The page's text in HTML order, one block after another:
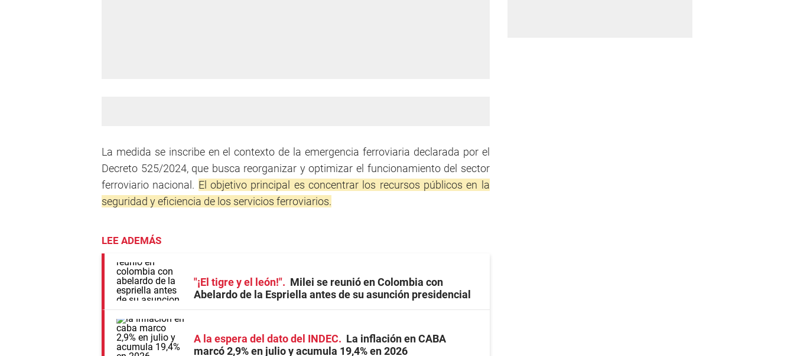
La medida se inscribe en el contexto de la emergencia ferroviaria declarada por el
Decreto 525/2024, que busca reorganizar y optimizar el funcionamiento del sector
ferroviario nacional. El objetivo principal es concentrar los recursos públicos en la
seguridad y eficiencia de los servicios ferroviarios.
LEE ADEMÁS
"¡El tigre y el león!"
Milei se reunió en Colombia con
Abelardo de la Espriella antes de su asunción presidencial
A la espera del dato del INDEC
La inflación en CABA
marcó 2,9% en julio y acumula 19,4% en 2026